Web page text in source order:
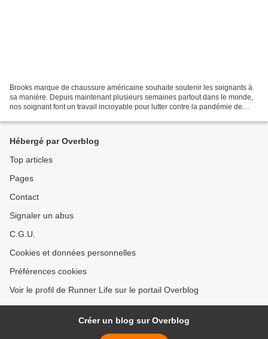
Brooks marque de chaussure américaine souhaite soutenir les soignants à
sa manière. Depuis maintenant plusieurs semaines partout dans le monde,
nos soignant font un travail incroyable pour lutter contre la pandémie de
Hébergé par Overblog
Top articles
Pages
Contact
Signaler un abus
C.G.U.
Cookies et données personnelles
Préférences cookies
Voir le profil de Runner Life sur le portail Overblog
Créer un blog sur Overblog